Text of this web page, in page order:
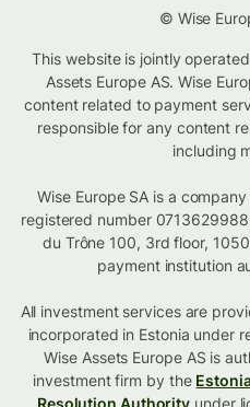
© Wise
This website is jointly
Assets Europe AS. Wise
content related to payment
responsible for any content
including
Wise Europe SA is a
registered number
du Trône 100, 3rd floor,
payment institution
All investment services are
incorporated in Estonia under
Wise Assets Europe AS is
investment firm by the
Resolution Authority under